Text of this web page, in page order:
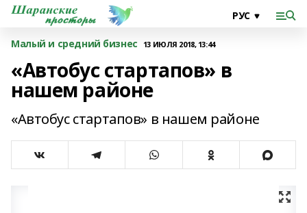
Малый и средний бизнес 13 ИЮЛЯ 2018, 13:44
«Автобус стартапов» в
нашем районе
«Автобус стартапов» в нашем районе